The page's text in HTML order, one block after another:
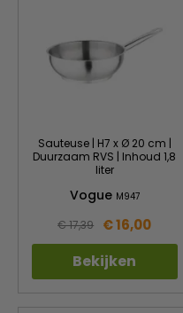
Sauteuse | H7 x Ø 20 cm |
Duurzaam RVS | Inhoud 1,8
liter
Vogue M947
€ 17,39 € 16,00
Bekijken